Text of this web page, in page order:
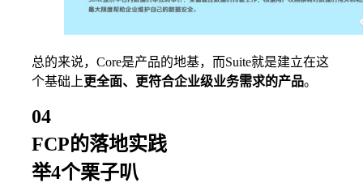
总的来说，Core是产品的地基，而Suite就是建立在这
个基础上 更全面、更符合企业级业务需求的产品。
04
FCP的落地实践
举4个栗子叭